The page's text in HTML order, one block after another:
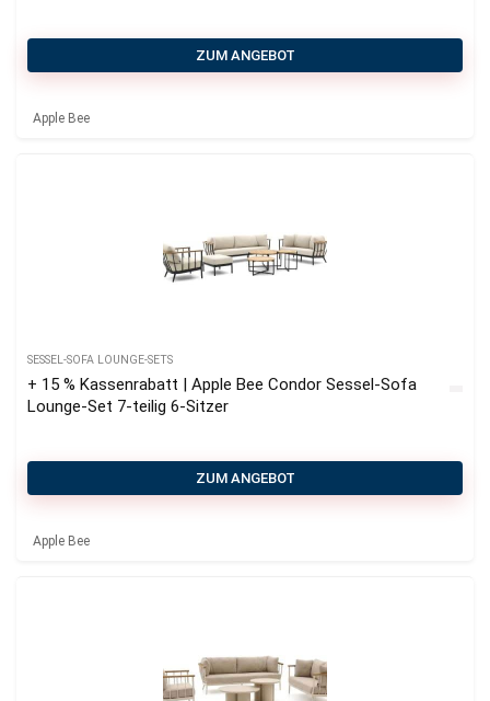
ZUM ANGEBOT
Apple Bee
SESSEL-SOFA LOUNGE-SETS
+ 15 % Kassenrabatt | Apple Bee Condor Sessel-Sofa
Lounge-Set 7-teilig 6-Sitzer
ZUM ANGEBOT
Apple Bee